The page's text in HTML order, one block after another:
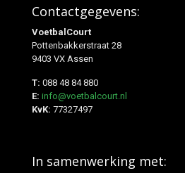
Contactgegevens:
VoetbalCourt
Pottenbakkerstraat 28
9403 VX Assen
T: 088 48 84 880
E: info@voetbalcourt.nl
KvK: 77327497
In samenwerking met: